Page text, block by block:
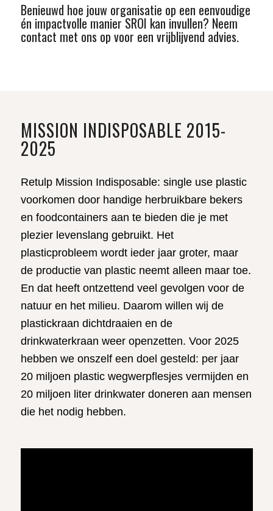
Benieuwd hoe jouw organisatie op een eenvoudige
én impactvolle manier SROI kan invullen? Neem
contact met ons op voor een vrijblijvend advies.
MISSION INDISPOSABLE 2015-
2025
Retulp Mission Indisposable: single use plastic
voorkomen door handige herbruikbare bekers
en foodcontainers aan te bieden die je met
plezier levenslang gebruikt. Het
plasticprobleem wordt ieder jaar groter, maar
de productie van plastic neemt alleen maar toe.
En dat heeft ontzettend veel gevolgen voor de
natuur en het milieu. Daarom willen wij de
plastickraan dichtdraaien en de
drinkwaterkraan weer openzetten. Voor 2025
hebben we onszelf een doel gesteld: per jaar
20 miljoen plastic wegwerpflesjes vermijden en
20 miljoen liter drinkwater doneren aan mensen
die het nodig hebben.